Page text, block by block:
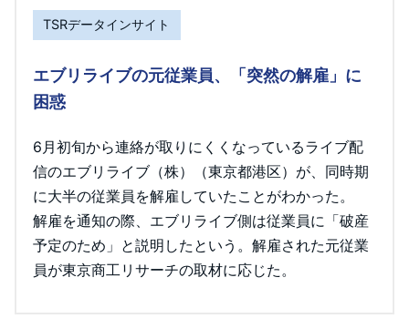
TSRデータインサイト
エブリライブの元従業員、「突然の解雇」に
困惑
6月初旬から連絡が取りにくくなっているライブ配
信のエブリライブ（株）（東京都港区）が、同時期
に大半の従業員を解雇していたことがわかった。
解雇を通知の際、エブリライブ側は従業員に「破産
予定のため」と説明したという。解雇された元従業
員が東京商工リサーチの取材に応じた。